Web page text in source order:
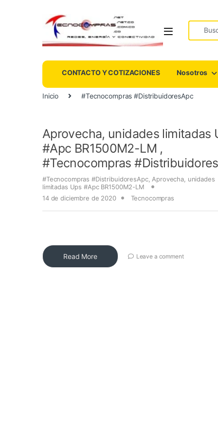
Search
CONTACTO Y COTIZACIONES Nosotros
Inicio #Tecnocompras #DistribuidoresApc
Aprovecha, unidades limitadas
#Apc BR1500M2-LM ,
#Tecnocompras
#Tecnocompras #DistribuidoresApc, Aprovecha unidades
limitadas Ups #Apc BR1500M2-LM
14 de diciembre de 2020
Tecnocompras
Read More Leave a comment